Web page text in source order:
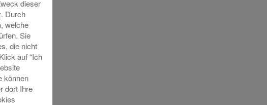
dieser
. Durch
welche
Sie
die nicht
auf “Ich
können
dort Ihre